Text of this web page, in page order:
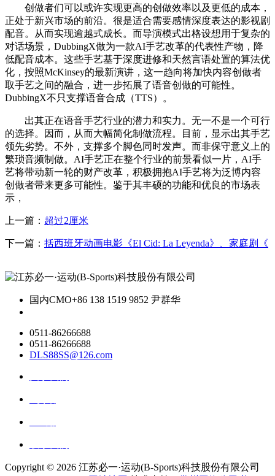
创做者们可以或许实现更高的创做效率以及更低的成本，
正处于新兴市场的前沿。很是适合需要感情深度表达的影视剧
配音。从而实现逾越式成长。而导演模式出格设想用于复杂的
对话场景，DubbingX做为一款AI手艺改革的代表性产物，降
低配音成本。这些手艺基于深度进修和天然言语处置的算法优
化，按照McKinsey的最新演讲，这一趋向将加快内容创做者
取手艺之间的融合，进一步拓展了语音创做的可能性。
DubbingX不只支撑语音合成（TTS）。
出其正在语音手艺行业的潜力和实力。无一不是一个可行
的选择。因而，从而大幅简化制做流程。目前，显示出其手艺
领先劣势。不外，支撑多个脚色同时发声。而非保守意义上的
繁琐音频制做。AI手艺正在整个行业的前景看似一片，AI手
艺将带动新一轮的财产改革，积极拥抱AI手艺将为泛博内容
创做者带来更多可能性。鉴于其丰硕的功能和优良的市场表
示，
上一篇： 超过2厘米
下一篇： 括西班牙动画电影《El Cid: La Leyenda》、家庭剧《
国内CMO+86 138 1519 9852 尹群华
0511-86266688
0511-86266688
DLS88SS@126.com
Copyright © 2026 江苏必一·运动(B-Sports)科技股份有限公司